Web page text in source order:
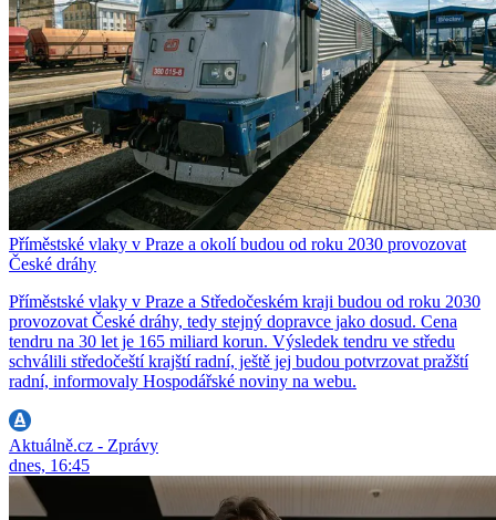
Příměstské vlaky v Praze a okolí budou od roku 2030 provozovat
České dráhy
Příměstské vlaky v Praze a Středočeském kraji budou od roku 2030
provozovat České dráhy, tedy stejný dopravce jako dosud. Cena
tendru na 30 let je 165 miliard korun. Výsledek tendru ve středu
schválili středočeští krajští radní, ještě jej budou potvrzovat pražští
radní, informovaly Hospodářské noviny na webu.
Aktuálně.cz - Zprávy
dnes, 16:45